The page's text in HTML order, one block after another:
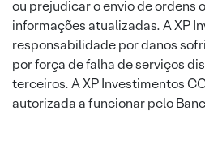
ou prejudicar o envio de ordens
informações atualizadas. A XP
responsabilidade por danos
por força de falha de serviços
terceiros. A XP Investimentos
autorizada a funcionar pelo